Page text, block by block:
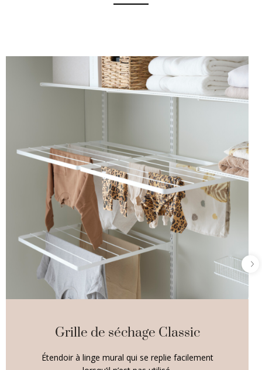
Grille de séchage Classic
Étendoir à linge mural qui se replie facilement